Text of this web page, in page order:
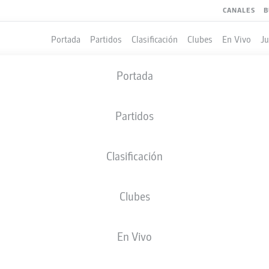
CANALES
Portada Partidos Clasificación Clubes En Vivo
Portada
Partidos
Clasificación
Clubes
En Vivo